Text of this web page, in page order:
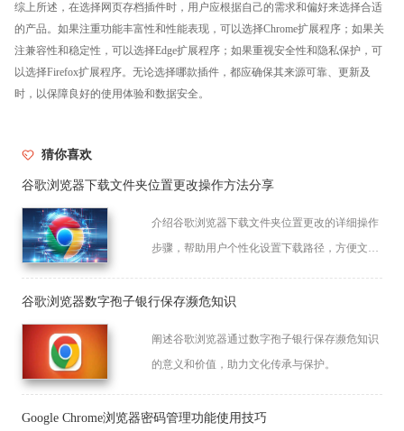
综上所述，在选择网页存档插件时，用户应根据自己的需求和偏好来选择合适
的产品。如果注重功能丰富性和性能表现，可以选择Chrome扩展程序；如果关
注兼容性和稳定性，可以选择Edge扩展程序；如果重视安全性和隐私保护，可
以选择Firefox扩展程序。无论选择哪款插件，都应确保其来源可靠、更新及
时，以保障良好的使用体验和数据安全。
猜你喜欢
谷歌浏览器下载文件夹位置更改操作方法分享
介绍谷歌浏览器下载文件夹位置更改的详细操作
步骤，帮助用户个性化设置下载路径，方便文件
谷歌浏览器数字孢子银行保存濒危知识
阐述谷歌浏览器通过数字孢子银行保存濒危知识
的意义和价值，助力文化传承与保护。
Google Chrome浏览器密码管理功能使用技巧